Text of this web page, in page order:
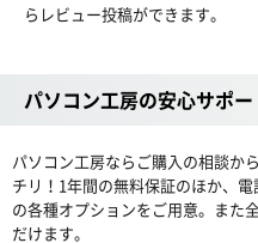
らレビュー投稿ができます。
パソコン工房の安心サポー
パソコン工房ならご購入の相談か
チリ！1年間の無料保証のほか、
の各種オプションをご用意。また
だけます。